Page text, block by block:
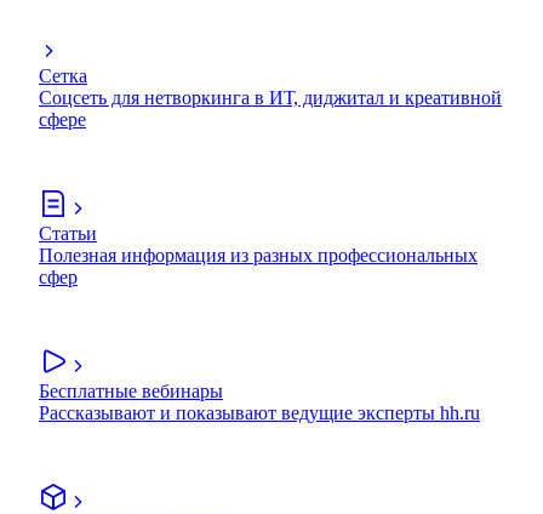
Сетка
Соцсеть для нетворкинга в ИТ, диджитал и креативной
сфере
Статьи
Полезная информация из разных профессиональных
сфер
Бесплатные вебинары
Рассказывают и показывают ведущие эксперты hh.ru